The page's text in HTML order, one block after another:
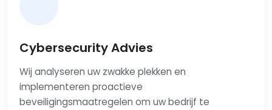
Cybersecurity Advies
Wij analyseren uw zwakke plekken en
implementeren proactieve
beveiligingsmaatregelen om uw bedrijf te